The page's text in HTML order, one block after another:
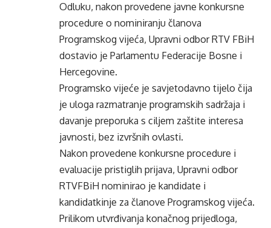
Odluku, nakon provedene javne konkursne
procedure o nominiranju članova
Programskog vijeća, Upravni odbor RTV FBiH
dostavio je Parlamentu Federacije Bosne i
Hercegovine.
Programsko vijeće je savjetodavno tijelo čija
je uloga razmatranje programskih sadržaja i
davanje preporuka s ciljem zaštite interesa
javnosti, bez izvršnih ovlasti.
Nakon provedene konkursne procedure i
evaluacije pristiglih prijava, Upravni odbor
RTVFBiH nominirao je kandidate i
kandidatkinje za članove Programskog vijeća.
Prilikom utvrđivanja konačnog prijedloga,